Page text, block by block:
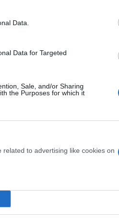
Data.
Data for Targeted
Sale, and/or Sharing
the Purposes for which it
to advertising like cookies on
and northern
σε δρόμους
σύμφωνα με τον
τρεις από τους θανάτους
λαμαρίνα, ενώ ένας